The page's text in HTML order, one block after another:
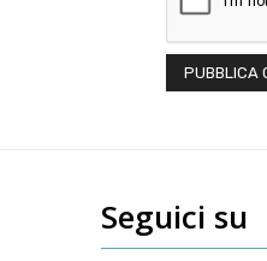
Seguici su